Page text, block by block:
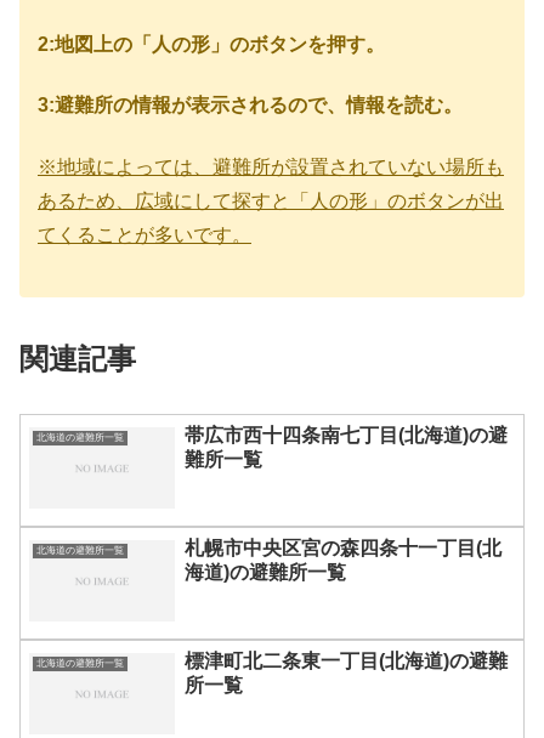
2:地図上の「人の形」のボタンを押す。
3:避難所の情報が表示されるので、情報を読む。
※地域によっては、避難所が設置されていない場所も
あるため、広域にして探すと「人の形」のボタンが出
てくることが多いです。
関連記事
北海道の避難所一覧
帯広市西十四条南七丁目(北海道)の避
難所一覧
北海道の避難所一覧
札幌市中央区宮の森四条十一丁目(北
海道)の避難所一覧
北海道の避難所一覧
標津町北二条東一丁目(北海道)の避難
所一覧